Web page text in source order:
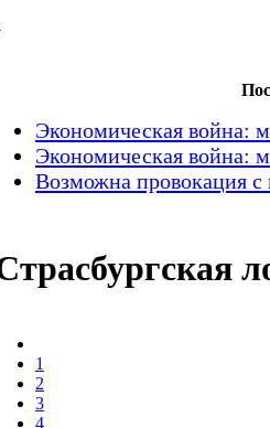
Экономическая война:
Экономическая война:
Возможна провокация
1
2
3
4